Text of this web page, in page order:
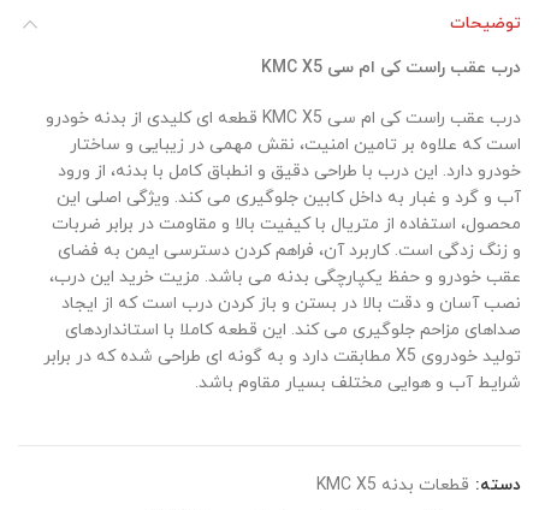
توضیحات
درب عقب راست کی ام سی KMC X5
درب عقب راست کی ام سی KMC X5 قطعه ای کلیدی از بدنه خودرو
است که علاوه بر تامین امنیت، نقش مهمی در زیبایی و ساختار
خودرو دارد. این درب با طراحی دقیق و انطباق کامل با بدنه، از ورود
آب و گرد و غبار به داخل کابین جلوگیری می کند. ویژگی اصلی این
محصول، استفاده از متریال با کیفیت بالا و مقاومت در برابر ضربات
و زنگ زدگی است. کاربرد آن، فراهم کردن دسترسی ایمن به فضای
عقب خودرو و حفظ یکپارچگی بدنه می باشد. مزیت خرید این درب،
نصب آسان و دقت بالا در بستن و باز کردن درب است که از ایجاد
صداهای مزاحم جلوگیری می کند. این قطعه کاملا با استانداردهای
تولید خودروی X5 مطابقت دارد و به گونه ای طراحی شده که در برابر
شرایط آب و هوایی مختلف بسیار مقاوم باشد.
دسته: قطعات بدنه KMC X5